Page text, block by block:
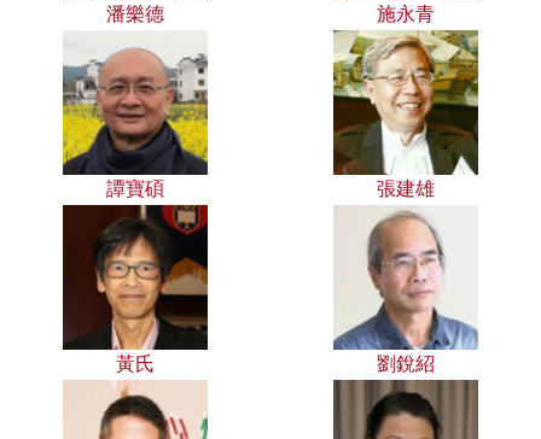
潘樂德 施永青
譚寶碩 張建雄
黃氏 劉銳紹